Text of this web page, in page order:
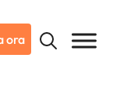
ora